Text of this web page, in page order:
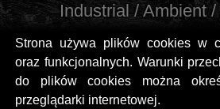
Strona używa plików cookies w
oraz funkcjonalnych. Warunki
do plików cookies można
przeglądarki internetowej.
Industrial / Ambient